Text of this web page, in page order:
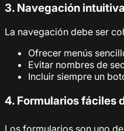
3. Navegación
La navegación debe ser
Ofrecer menús
Evitar nombres de
Incluir siempre un
4. Formularios
Los formularios son uno